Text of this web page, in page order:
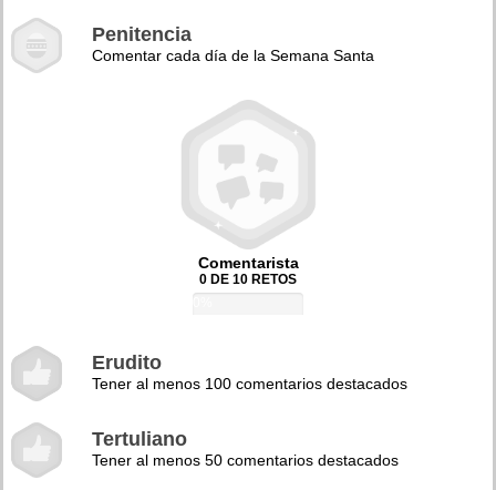
Penitencia
Comentar cada día de la Semana Santa
Comentarista
0 DE 10 RETOS
Erudito
Tener al menos 100 comentarios destacados
Tertuliano
Tener al menos 50 comentarios destacados